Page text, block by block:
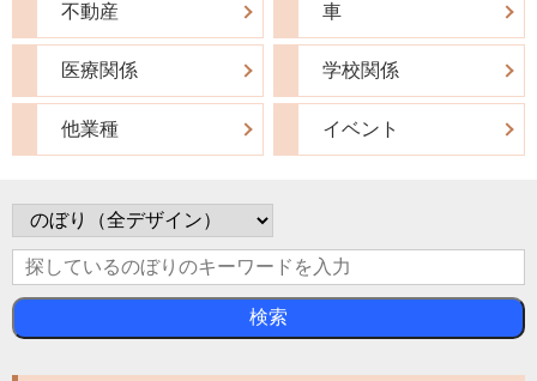
不動産
医療関係
他業種
車
学校関係
イベント
検索